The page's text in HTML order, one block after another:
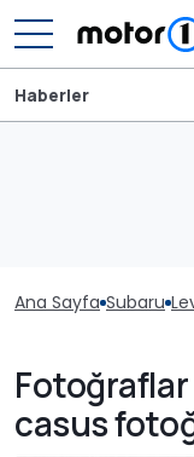
Haberler
Ana Sayfa Subaru
casus